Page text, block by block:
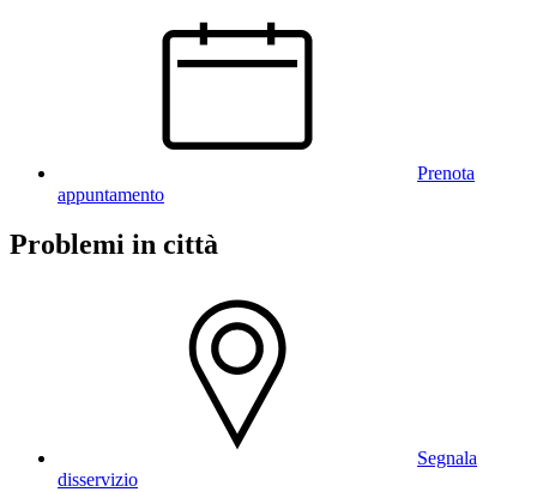
Prenota
appuntamento
Problemi in città
Segnala
disservizio